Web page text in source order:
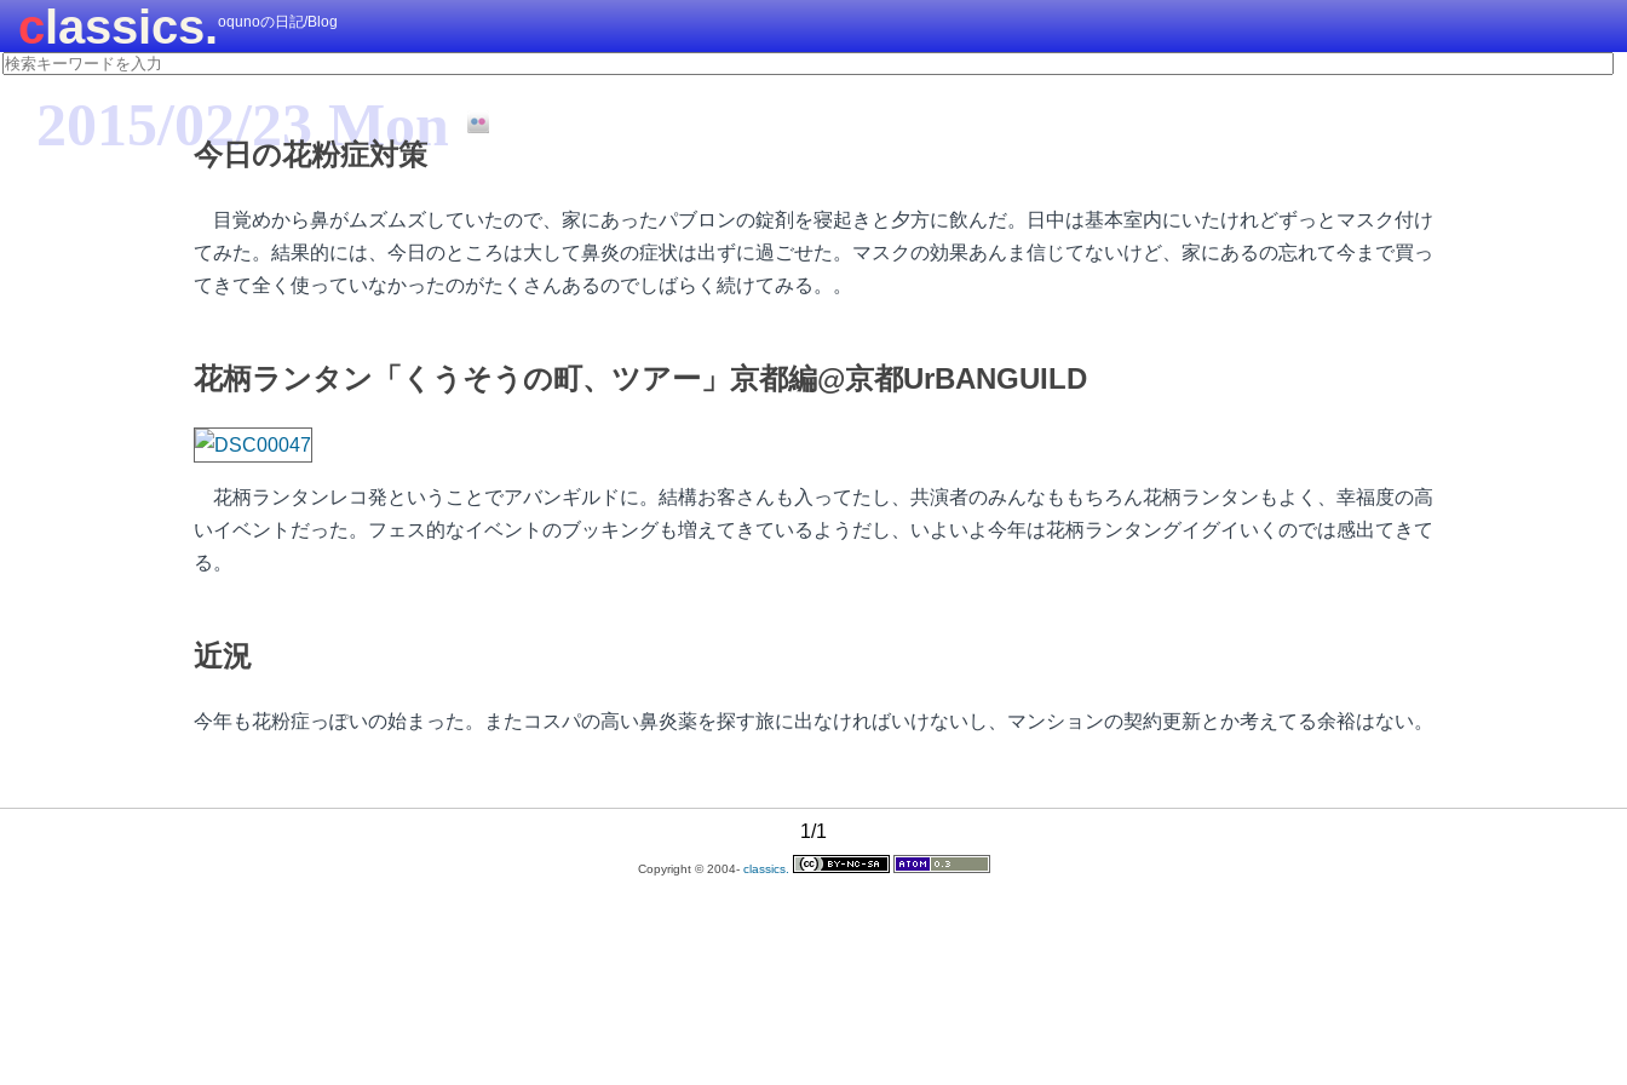
classics.oqunoの日記/Blog
2015/02/23 Mon
今日の花粉症対策
目覚めから鼻がムズムズしていたので、家にあったパブロンの錠剤を寝起きと夕方に飲んだ。日中は基本室内にいたけれどずっとマスク付け
てみた。結果的には、今日のところは大して鼻炎の症状は出ずに過ごせた。マスクの効果あんま信じてないけど、家にあるの忘れて今まで買っ
てきて全く使っていなかったのがたくさんあるのでしばらく続けてみる。。
花柄ランタン「くうそうの町、ツアー」京都編@京都UrBANGUILD
花柄ランタンレコ発ということでアバンギルドに。結構お客さんも入ってたし、共演者のみんなももちろん花柄ランタンもよく、幸福度の高
いイベントだった。フェス的なイベントのブッキングも増えてきているようだし、いよいよ今年は花柄ランタングイグイいくのでは感出てきて
る。
近況
今年も花粉症っぽいの始まった。またコスパの高い鼻炎薬を探す旅に出なければいけないし、マンションの契約更新とか考えてる余裕はない。
1/1
Copyright © 2004- classics.